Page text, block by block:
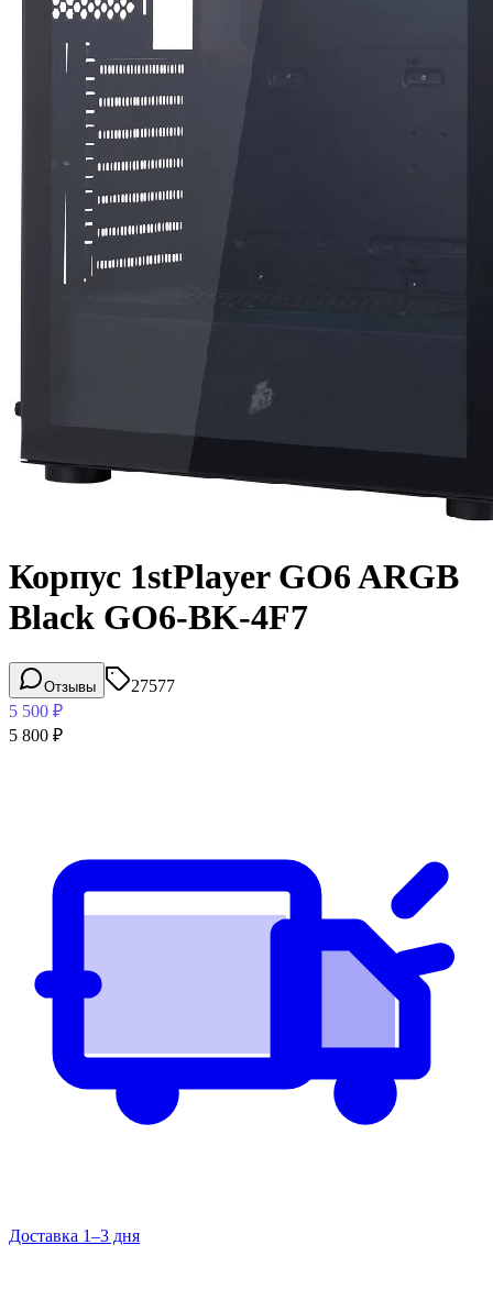
Корпус 1stPlayer GO6 ARGB
Black GO6-BK-4F7
Отзывы
27577
5 500 ₽
5 800 ₽
Доставка 1–3 дня